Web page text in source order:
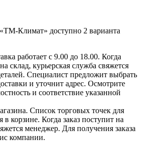
Климат» доступно 2 варианта
работает с 9.00 до 18.00. Когда
склад, курьерская служба свяжется
Специалист предложит выбрать
и уточнит адрес. Осмотрите
и соответствие указанной
Список торговых точек для
в корзине. Когда заказ поступит на
менеджер. Для получения заказа
компании.